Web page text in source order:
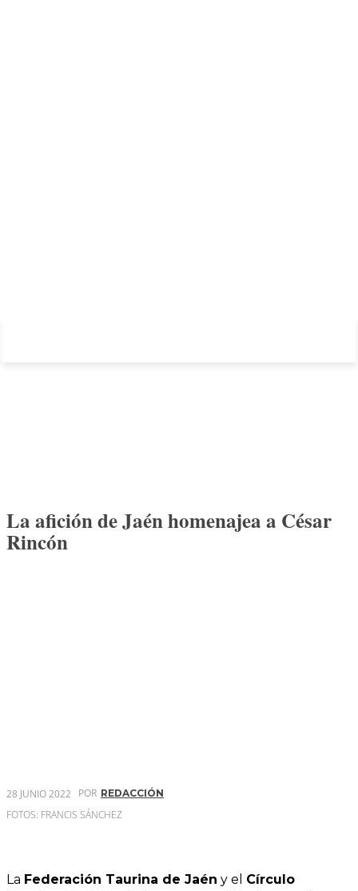
La afición de Jaén homenajea a César
Rincón
28 JUNIO 2022 POR REDACCIÓN
FOTOS: FRANCIS SÁNCHEZ
La Federación Taurina de Jaén y el Círculo